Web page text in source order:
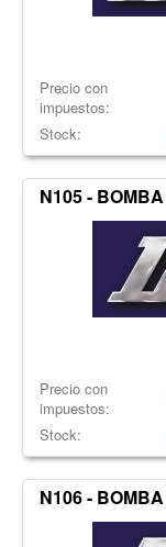
Precio con
impuestos:
Stock:
N105 -
Precio con
impuestos:
Stock:
N106 -